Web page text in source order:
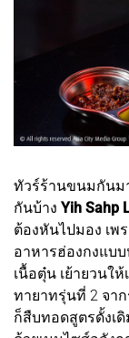
ทัวร์ร้านขนมกันม
กันบ้าง Yih Sahp
ต้องหันไปมอง เพ
อาหารฮ่องกงแบ
เนื้อตุ๋น เย้ายวนใ
ทายาทรุ่นที่ 2 จาก
ก็สืบทอดสูตรดั้งเ